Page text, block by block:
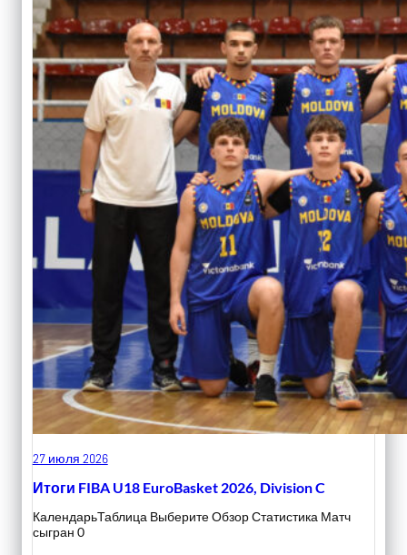
27 июля 2026
Итоги FIBA U18 EuroBasket 2026, Division C
КалендарьТаблица Выберите Обзор Статистика Матч
сыгран 0